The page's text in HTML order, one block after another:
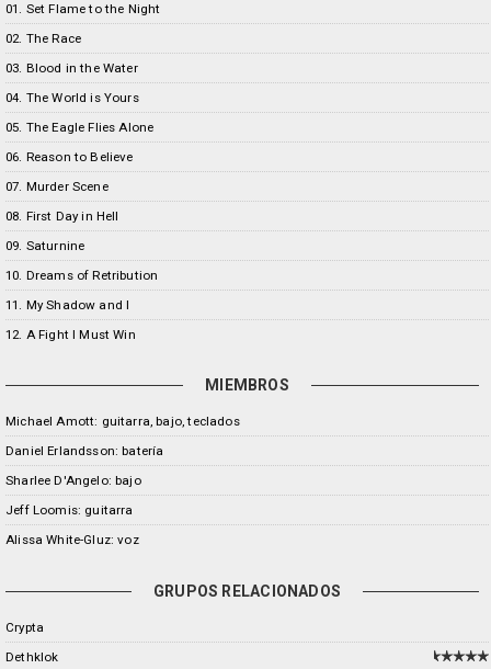
01. Set Flame to the Night
02. The Race
03. Blood in the Water
04. The World is Yours
05. The Eagle Flies Alone
06. Reason to Believe
07. Murder Scene
08. First Day in Hell
09. Saturnine
10. Dreams of Retribution
11. My Shadow and I
12. A Fight I Must Win
MIEMBROS
Michael Amott: guitarra, bajo, teclados
Daniel Erlandsson: batería
Sharlee D'Angelo: bajo
Jeff Loomis: guitarra
Alissa White-Gluz: voz
GRUPOS RELACIONADOS
Crypta
Dethklok